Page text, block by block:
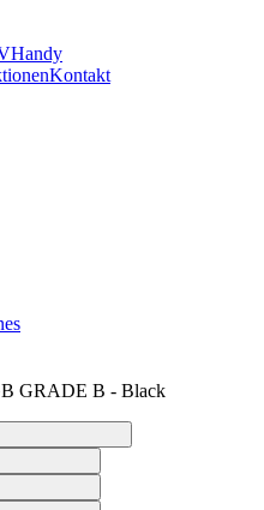
Handy
Kontakt
GRADE B - Black